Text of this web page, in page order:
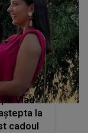
Vlad
la
cadoul